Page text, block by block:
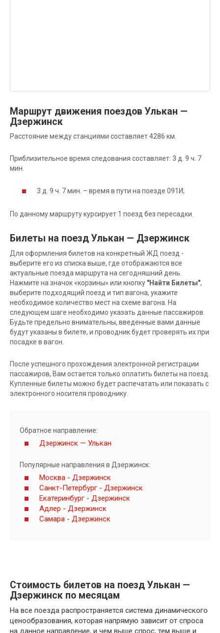
Маршрут движения поездов Улькан —
Дзержинск
Расстояние между станциями составляет 4286 км.
Приблизительное время следования составляет: 3 д. 9 ч. 7
мин.
3 д. 9 ч. 7 мин. – время в пути на поезде 091И;
По данному маршруту курсирует 1 поезд без пересадки.
Билеты на поезд Улькан — Дзержинск
Для оформления билетов на конкретный ЖД поезд -
выберите его из списка выше, где отображаются все
актуальные поезда маршрута на сегодняшний день.
Нажмите на значок «корзины» или кнопку "Найти Билеты",
выберите подходящий поезд и тип вагона, укажите
необходимое количество мест на схеме вагона. На
следующем шаге необходимо указать данные пассажиров.
Будьте предельно внимательны, введенные вами данные
будут указаны в билете, и проводник будет проверять их при
посадке в вагон.
После успешного прохождения электронной регистрации
пассажиров, Вам остается только оплатить билеты на поезд.
Купленные билеты можно будет распечатать или показать с
электронного носителя проводнику.
Обратное направление:
Дзержинск — Улькан
Популярные направления в Дзержинск:
Москва - Дзержинск
Санкт-Петербург - Дзержинск
Екатеринбург - Дзержинск
Адлер - Дзержинск
Самара - Дзержинск
Стоимость билетов на поезд Улькан —
Дзержинск по месяцам
На все поезда распространяется система динамического
ценообразования, которая напрямую зависит от спроса
на данное направление, и чем выше спрос, тем выше и